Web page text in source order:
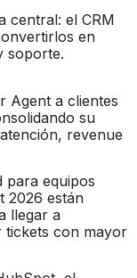
central: el CRM
en
soporte.
Agent a clientes
su
revenue
para equipos
2026 están
llegar a
tickets con mayor